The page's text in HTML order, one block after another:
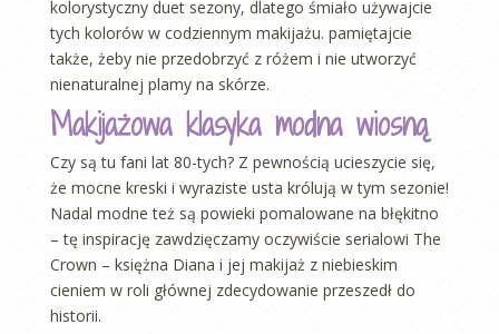
kolorystyczny duet sezony, dlatego śmiało używajcie
tych kolorów w codziennym makijażu. pamiętajcie
także, żeby nie przedobrzyć z różem i nie utworzyć
nienaturalnej plamy na skórze.
Makijażowa klasyka modna wiosną
Czy są tu fani lat 80-tych? Z pewnością ucieszycie się,
że mocne kreski i wyraziste usta królują w tym sezonie!
Nadal modne też są powieki pomalowane na błękitno
– tę inspirację zawdzięczamy oczywiście serialowi The
Crown – księżna Diana i jej makijaż z niebieskim
cieniem w roli głównej zdecydowanie przeszedł do
historii.